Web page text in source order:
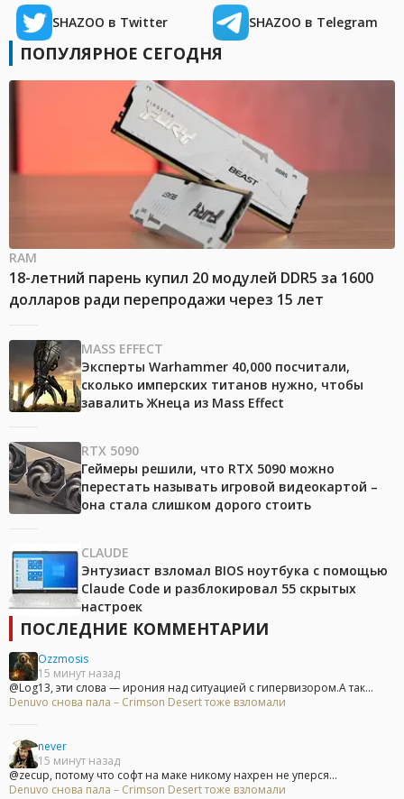
SHAZOO в Twitter SHAZOO в Telegram
ПОПУЛЯРНОЕ СЕГОДНЯ
RAM
18-летний парень купил 20 модулей DDR5 за 1600
долларов ради перепродажи через 15 лет
MASS EFFECT
Эксперты Warhammer 40,000 посчитали,
сколько имперских титанов нужно, чтобы
завалить Жнеца из Mass Effect
RTX 5090
Геймеры решили, что RTX 5090 можно
перестать называть игровой видеокартой –
она стала слишком дорого стоить
CLAUDE
Энтузиаст взломал BIOS ноутбука с помощью
Claude Code и разблокировал 55 скрытых
настроек
ПОСЛЕДНИЕ КОММЕНТАРИИ
Ozzmosis
15 минут назад
@Log13, эти слова — ирония над ситуацией с гипервизором.А так...
Denuvo снова пала – Crimson Desert тоже взломали
never
15 минут назад
@zecup, потому что софт на маке никому нахрен не уперся...
Denuvo снова пала – Crimson Desert тоже взломали